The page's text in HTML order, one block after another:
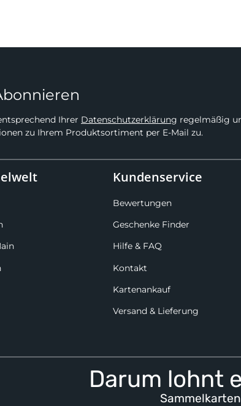
Ihrer Datenschutzerklärung regelmäßig
zu Ihrem Produktsortiment per E-Mail zu.
Kundenservice
Bewertungen
Geschenke Finder
Hilfe & FAQ
Kontakt
Kartenankauf
Versand & Lieferung
Darum lohnt